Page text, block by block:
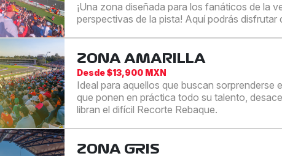
¡Una zona diseñada para los fanáticos de la
perspectivas de la pista! Aquí podrás disfrutar
ZONA AMARILLA
Desde $13,900 MXN
Ideal para aquellos que buscan sorprenderse
que ponen en práctica todo su talento,
libran el difícil Recorte Rebaque.
ZONA GRIS